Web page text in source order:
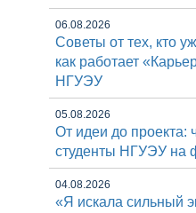
06.08.2026
Советы от тех, кто
как работает
НГУЭУ
05.08.2026
От идеи до проекта:
студенты НГУЭУ на
04.08.2026
«Я искала сильный